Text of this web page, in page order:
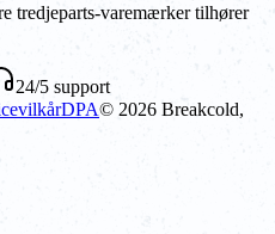
tredjeparts-varemærker tilhører
24/5 support
DPA© 2026 Breakcold,